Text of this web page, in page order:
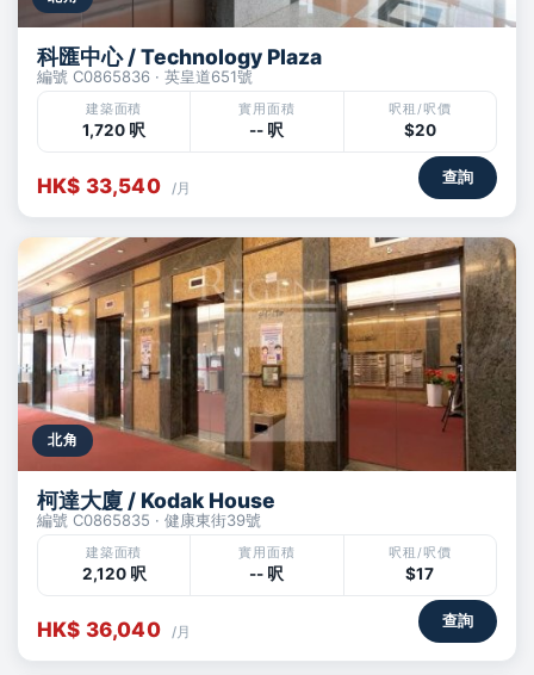
科匯中心 / Technology Plaza
編號 C0865836 · 英皇道651號
建築面積
1,720 呎
實用面積
-- 呎
呎租/呎價
$20
HK$ 33,540 /月
查詢
北角
柯達大廈 / Kodak House
編號 C0865835 · 健康東街39號
建築面積
2,120 呎
實用面積
-- 呎
呎租/呎價
$17
HK$ 36,040 /月
查詢